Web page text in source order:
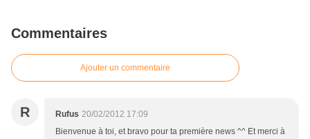
Commentaires
Ajouter un commentaire
R Rufus 20/02/2012 17:09
Bienvenue à toi, et bravo pour ta première news ^^ Et merci à